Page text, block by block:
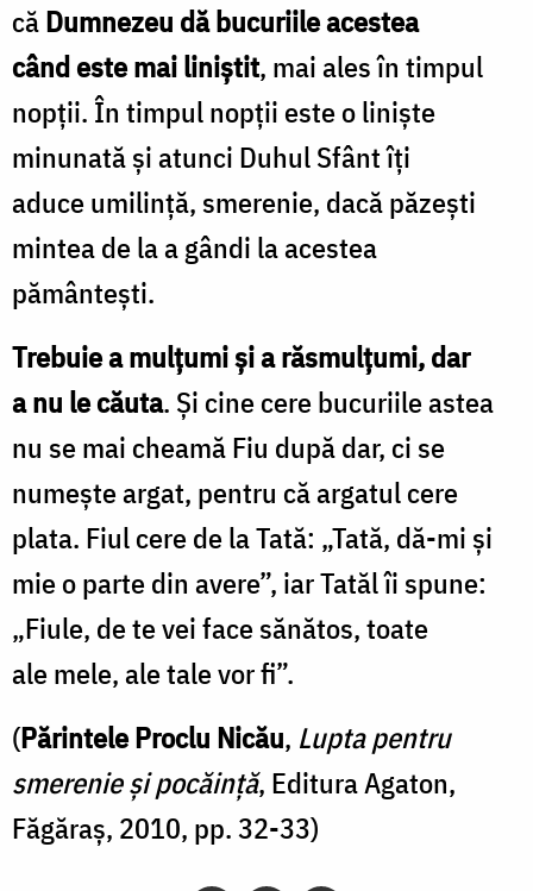
căDumnezeu dă bucuriile acestea
când este mai liniștit, mai ales în timpul
nopții. În timpul nopții este o liniște
minunată și atunci Duhul Sfânt îți
aduce umilință, smerenie, dacă păzești
mintea de la a gândi la acestea
pământești.
Trebuie a mulțumi și a răsmulțumi, dar
a nu le căuta. Și cine cere bucuriile astea
nu se mai cheamă Fiu după dar, ci se
numește argat, pentru că argatul cere
plata. Fiul cere de la Tată: „Tată, dă-mi și
mie o parte din avere”, iar Tatăl îi spune:
„Fiule, de te vei face sănătos, toate
ale mele, ale tale vor fi”.
(Părintele Proclu Nicău, Lupta pentru
smerenie și pocăință, Editura Agaton,
Făgăraș, 2010, pp. 32-33)